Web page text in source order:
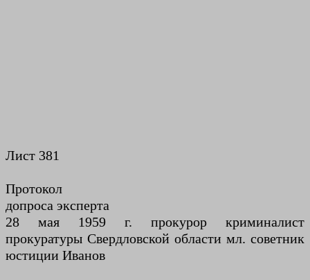
Лист 381
Протокол
допроса эксперта
28 мая 1959 г. прокурор криминалист
прокуратуры Свердловской области мл. советник
юстиции Иванов